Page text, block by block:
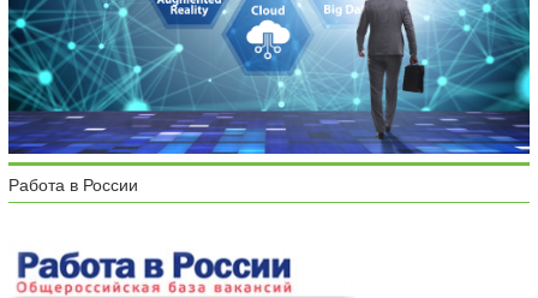
Работа в России